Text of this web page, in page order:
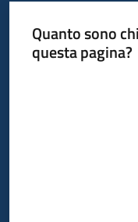
Quanto sono
questa pagina?